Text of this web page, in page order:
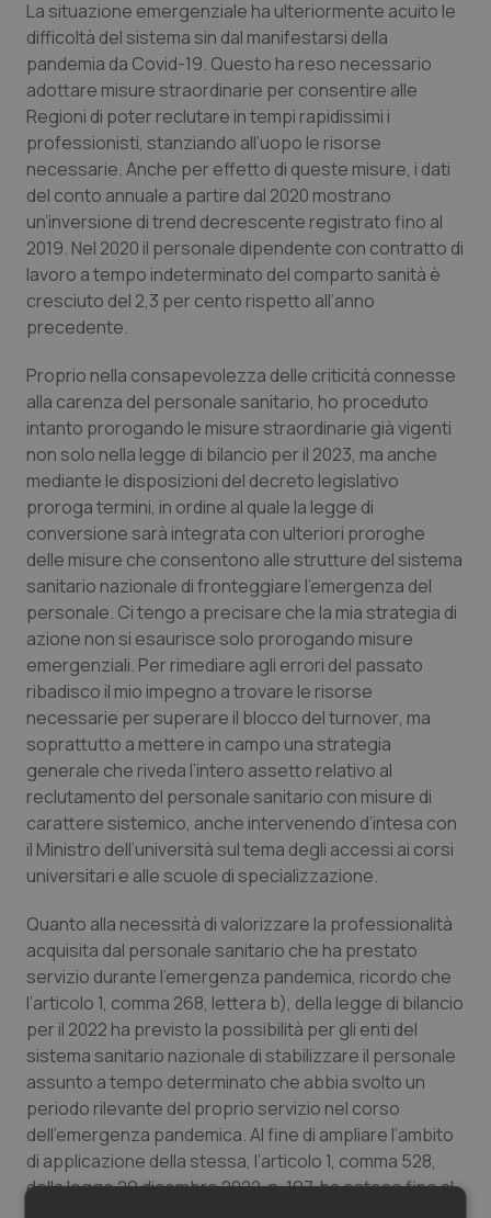
Tumori del Polmone & Testa Collo
Tumori gastrointestinali
Ulcera & Reflusso
Vaccini
La situazione emergenziale ha ulteriormente acuito le
difficoltà del sistema sin dal manifestarsi della
pandemia da Covid-19. Questo ha reso necessario
adottare misure straordinarie per consentire alle
Regioni di poter reclutare in tempi rapidissimi i
professionisti, stanziando all’uopo le risorse
necessarie. Anche per effetto di queste misure, i dati
del conto annuale a partire dal 2020 mostrano
un’inversione ditrend decrescente registrato fino al
2019. Nel 2020 il personale dipendente con contratto di
lavoro a tempo indeterminato del comparto sanità è
cresciuto del 2,3 per cento rispetto all’anno
precedente.
Proprio nella consapevolezza delle criticità connesse
alla carenza del personale sanitario, ho proceduto
intanto prorogando le misure straordinarie già vigenti
non solo nella legge di bilancio per il 2023, ma anche
mediante le disposizioni del decreto legislativo
proroga termini, in ordine al quale la legge di
conversione sarà integrata con ulteriori proroghe
delle misure che consentono alle strutture del sistema
sanitario nazionale di fronteggiare l’emergenza del
personale. Ci tengo a precisare che la mia strategia di
azione non si esaurisce solo prorogando misure
emergenziali. Per rimediare agli errori del passato
ribadisco il mio impegno a trovare le risorse
necessarie per superare il blocco delturnover, ma
soprattutto a mettere in campo una strategia
generale che riveda l’intero assetto relativo al
reclutamento del personale sanitario con misure di
carattere sistemico, anche intervenendo d’intesa con
il Ministro dell’università sul tema degli accessi ai corsi
universitari e alle scuole di specializzazione.
Quanto alla necessità di valorizzare la professionalità
acquisita dal personale sanitario che ha prestato
servizio durante l’emergenza pandemica, ricordo che
l’articolo 1, comma 268, lettera b), della legge di bilancio
per il 2022 ha previsto la possibilità per gli enti del
sistema sanitario nazionale di stabilizzare il personale
assunto a tempo determinato che abbia svolto un
periodo rilevante del proprio servizio nel corso
dell’emergenza pandemica. Al fine di ampliare l’ambito
di applicazione della stessa, l’articolo 1, comma 528,
della legge 29 dicembre 2022, n. 197, ha esteso fino al